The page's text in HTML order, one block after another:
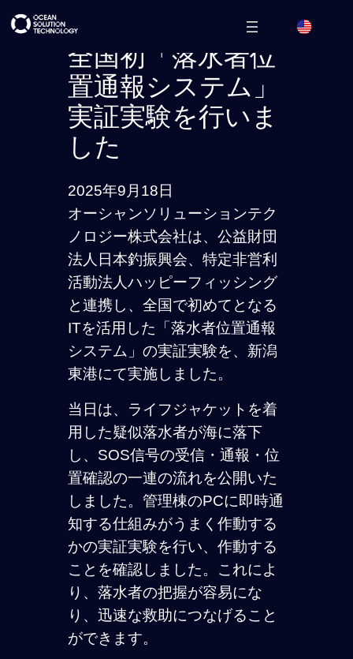
内
全国初「落水者位
置通報システム」
実証実験を行いま
した
2025年9月18日
オーシャンソリューションテク
ノロジー株式会社は、公益財団
法人日本釣振興会、特定非営利
活動法人ハッピーフィッシング
と連携し、全国で初めてとなる
ITを活用した「落水者位置通報
システム」の実証実験を、新潟
東港にて実施しました。
当日は、ライフジャケットを着
用した疑似落水者が海に落下
し、SOS信号の受信・通報・位
置確認の一連の流れを公開いた
しました。管理棟のPCに即時通
知する仕組みがうまく作動する
かの実証実験を行い、作動する
ことを確認しました。これによ
り、落水者の把握が容易にな
り、迅速な救助につなげること
ができます。